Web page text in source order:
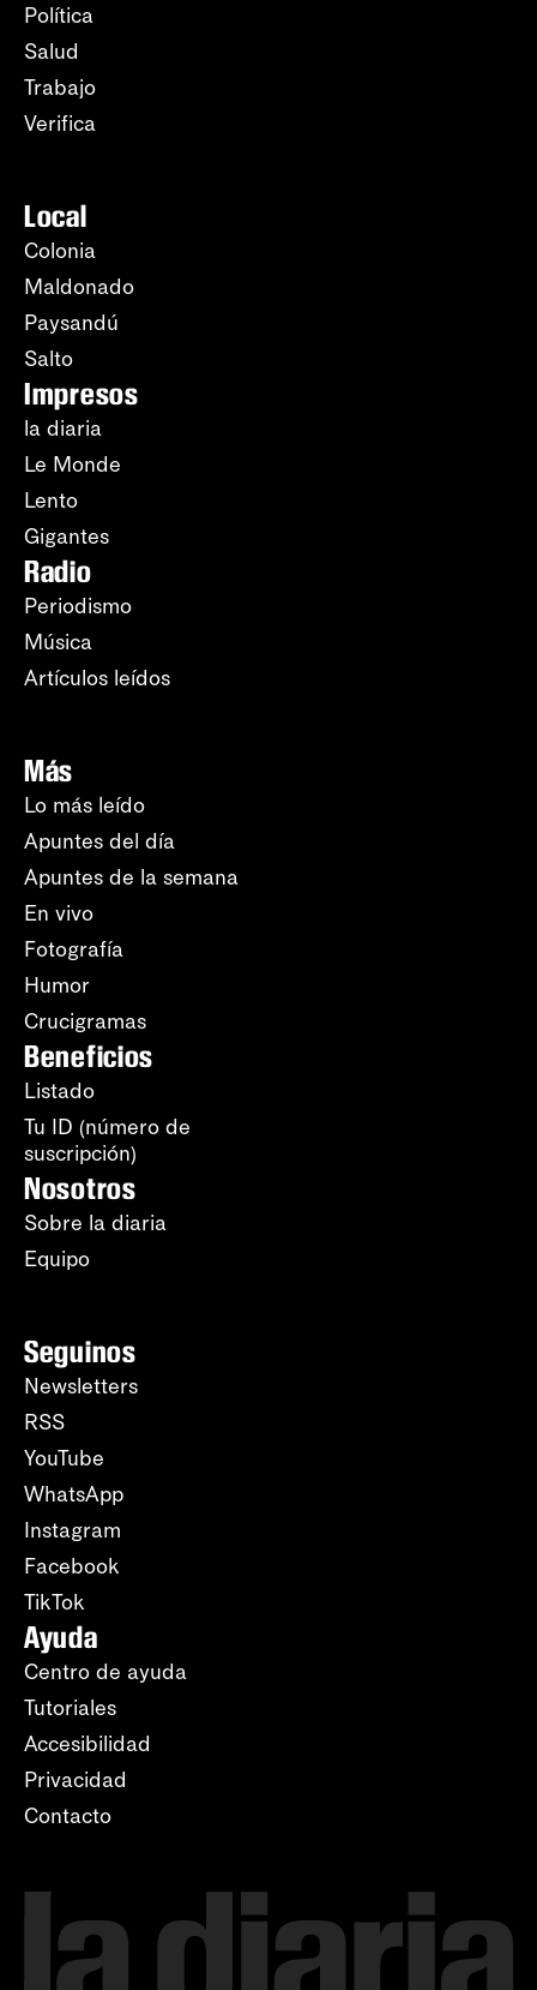
Política
Salud
Trabajo
Verifica
Local
Colonia
Maldonado
Paysandú
Salto
Impresos
la diaria
Le Monde
Lento
Gigantes
Radio
Periodismo
Música
Artículos leídos
Más
Lo más leído
Apuntes del día
Apuntes de la semana
En vivo
Fotografía
Humor
Crucigramas
Beneficios
Listado
Tu ID (número de
suscripción)
Nosotros
Sobre la diaria
Equipo
Seguinos
Newsletters
RSS
YouTube
WhatsApp
Instagram
Facebook
TikTok
Ayuda
Centro de ayuda
Tutoriales
Accesibilidad
Privacidad
Contacto